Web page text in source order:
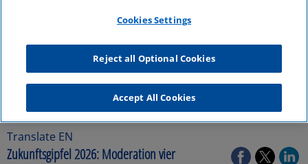
Translate EN
Zukunftsgipfel 2026: Moderation vier
Cookies Settings
Reject all Optional Cookies
Accept All Cookies